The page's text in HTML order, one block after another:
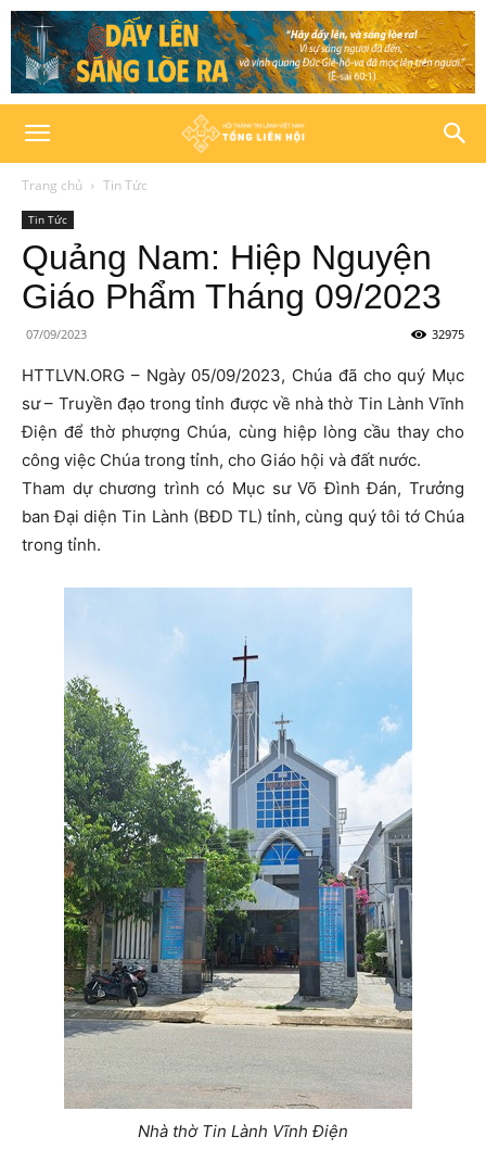
Trang chủ Tin Tức
Tin Tức
Quảng Nam: Hiệp Nguyện
Giáo Phẩm Tháng 09/2023
07/09/2023 32975
HTTLVN.ORG – Ngày 05/09/2023, Chúa đã cho quý Mục
sư – Truyền đạo trong tỉnh được về nhà thờ Tin Lành Vĩnh
Điện để thờ phượng Chúa, cùng hiệp lòng cầu thay cho
công việc Chúa trong tỉnh, cho Giáo hội và đất nước.
Tham dự chương trình có Mục sư Võ Đình Đán, Trưởng
ban Đại diện Tin Lành (BĐD TL) tỉnh, cùng quý tôi tớ Chúa
trong tỉnh.
Nhà thờ Tin Lành Vĩnh Điện